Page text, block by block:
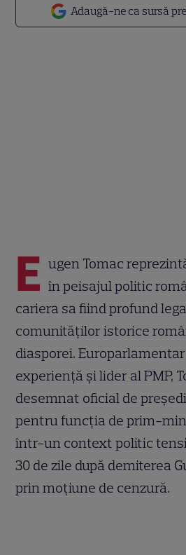
Adaugă-ne ca sursă
E ugen Tomac
în peisajul politic
cariera sa fiind profund
comunităților istorice
diasporei.
experiență și lider al PMP,
desemnat oficial de
pentru funcția de prim-
într-un context politic
30 de zile după demiterea
prin moțiune de cenzură.